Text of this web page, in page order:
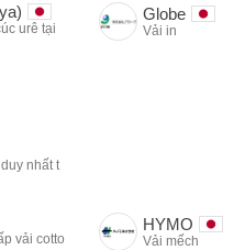
urê tại
Globe
Vải in
nhất t
vải cotto
HYMO
Vải mếch